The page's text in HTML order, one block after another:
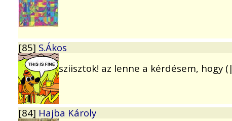
[85] S.Ákos
sziisztok! az lenne a kérdésem, hogy (|
[84] Hajba Károly